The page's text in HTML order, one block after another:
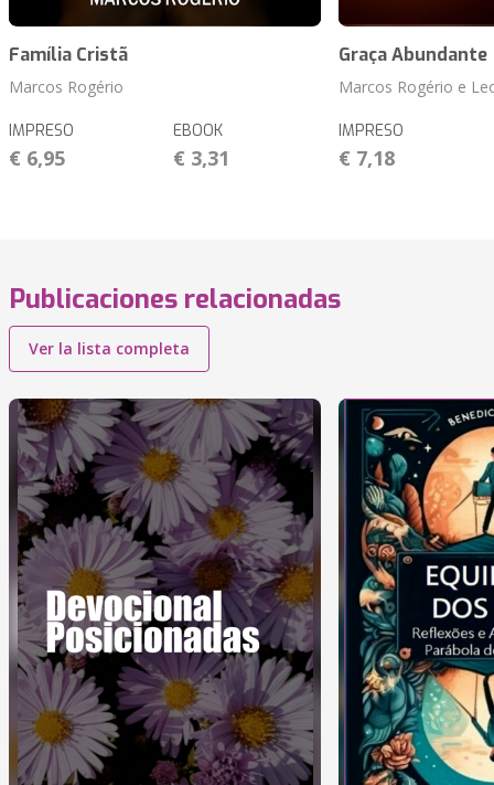
Família Cristã
Marcos Rogério
IMPRESO
€ 6,95
EBOOK
€ 3,31
Graça Abundante
Marcos Rogério e
IMPRESO
€ 7,18
Publicaciones relacionadas
Ver la lista completa